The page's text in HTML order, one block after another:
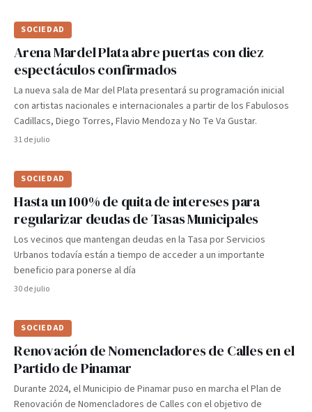
SOCIEDAD
Arena Mardel Plata abre puertas con diez
espectáculos confirmados
La nueva sala de Mar del Plata presentará su programación inicial
con artistas nacionales e internacionales a partir de los Fabulosos
Cadillacs, Diego Torres, Flavio Mendoza y No Te Va Gustar.
31 de julio
SOCIEDAD
Hasta un 100% de quita de intereses para
regularizar deudas de Tasas Municipales
Los vecinos que mantengan deudas en la Tasa por Servicios
Urbanos todavía están a tiempo de acceder a un importante
beneficio para ponerse al día
30 de julio
SOCIEDAD
Renovación de Nomencladores de Calles en el
Partido de Pinamar
Durante 2024, el Municipio de Pinamar puso en marcha el Plan de
Renovación de Nomencladores de Calles con el objetivo de